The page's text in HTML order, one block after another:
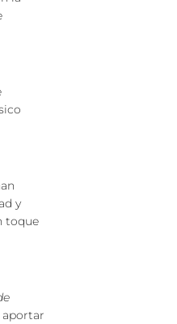
y
toque
aportar